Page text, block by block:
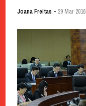
Joana Freitas - 29 Mar 2016